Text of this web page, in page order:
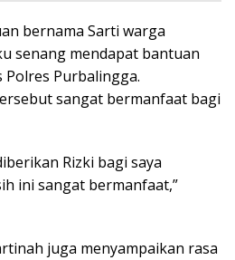
bernama Sarti warga
senang mendapat bantuan
Polres Purbalingga.
sangat bermanfaat bagi
Rizki bagi saya
ini sangat bermanfaat,”
juga menyampaikan rasa